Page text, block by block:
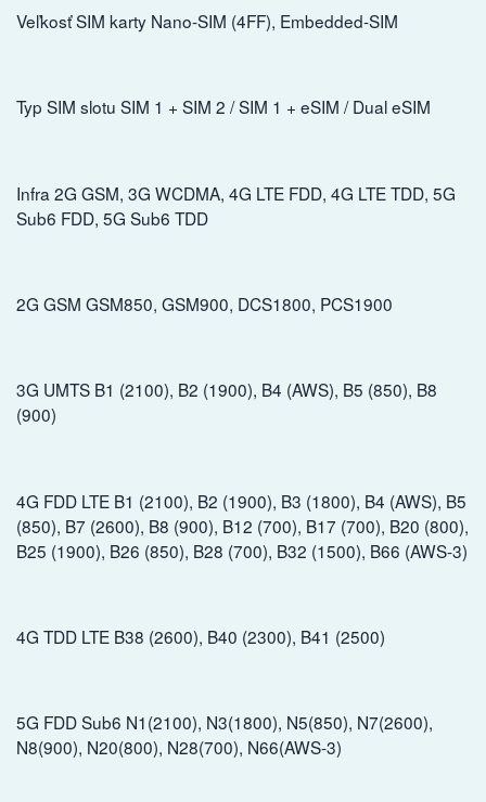
Veľkosť SIM karty Nano-SIM (4FF), Embedded-SIM
Typ SIM slotu SIM 1 + SIM 2 / SIM 1 + eSIM / Dual eSIM
Infra 2G GSM, 3G WCDMA, 4G LTE FDD, 4G LTE TDD, 5G
Sub6 FDD, 5G Sub6 TDD
2G GSM GSM850, GSM900, DCS1800, PCS1900
3G UMTS B1 (2100), B2 (1900), B4 (AWS), B5 (850), B8
(900)
4G FDD LTE B1 (2100), B2 (1900), B3 (1800), B4 (AWS), B5
(850), B7 (2600), B8 (900), B12 (700), B17 (700), B20 (800),
B25 (1900), B26 (850), B28 (700), B32 (1500), B66 (AWS-3)
4G TDD LTE B38 (2600), B40 (2300), B41 (2500)
5G FDD Sub6 N1(2100), N3(1800), N5(850), N7(2600),
N8(900), N20(800), N28(700), N66(AWS-3)